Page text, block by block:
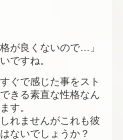
が良くないので…」
ですね。
ぐで感じた事をスト
きる素直な性格なん
す。
れませんがこれも彼
ないでしょうか？